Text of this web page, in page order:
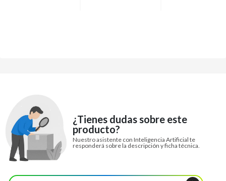
¿Tienes dudas sobre este
producto?
Nuestro asistente con Inteligencia Artificial te
responderá sobre la descripción y ficha técnica.